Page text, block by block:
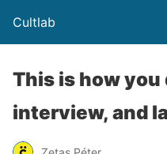
Cultlab
This is how you
interview, and